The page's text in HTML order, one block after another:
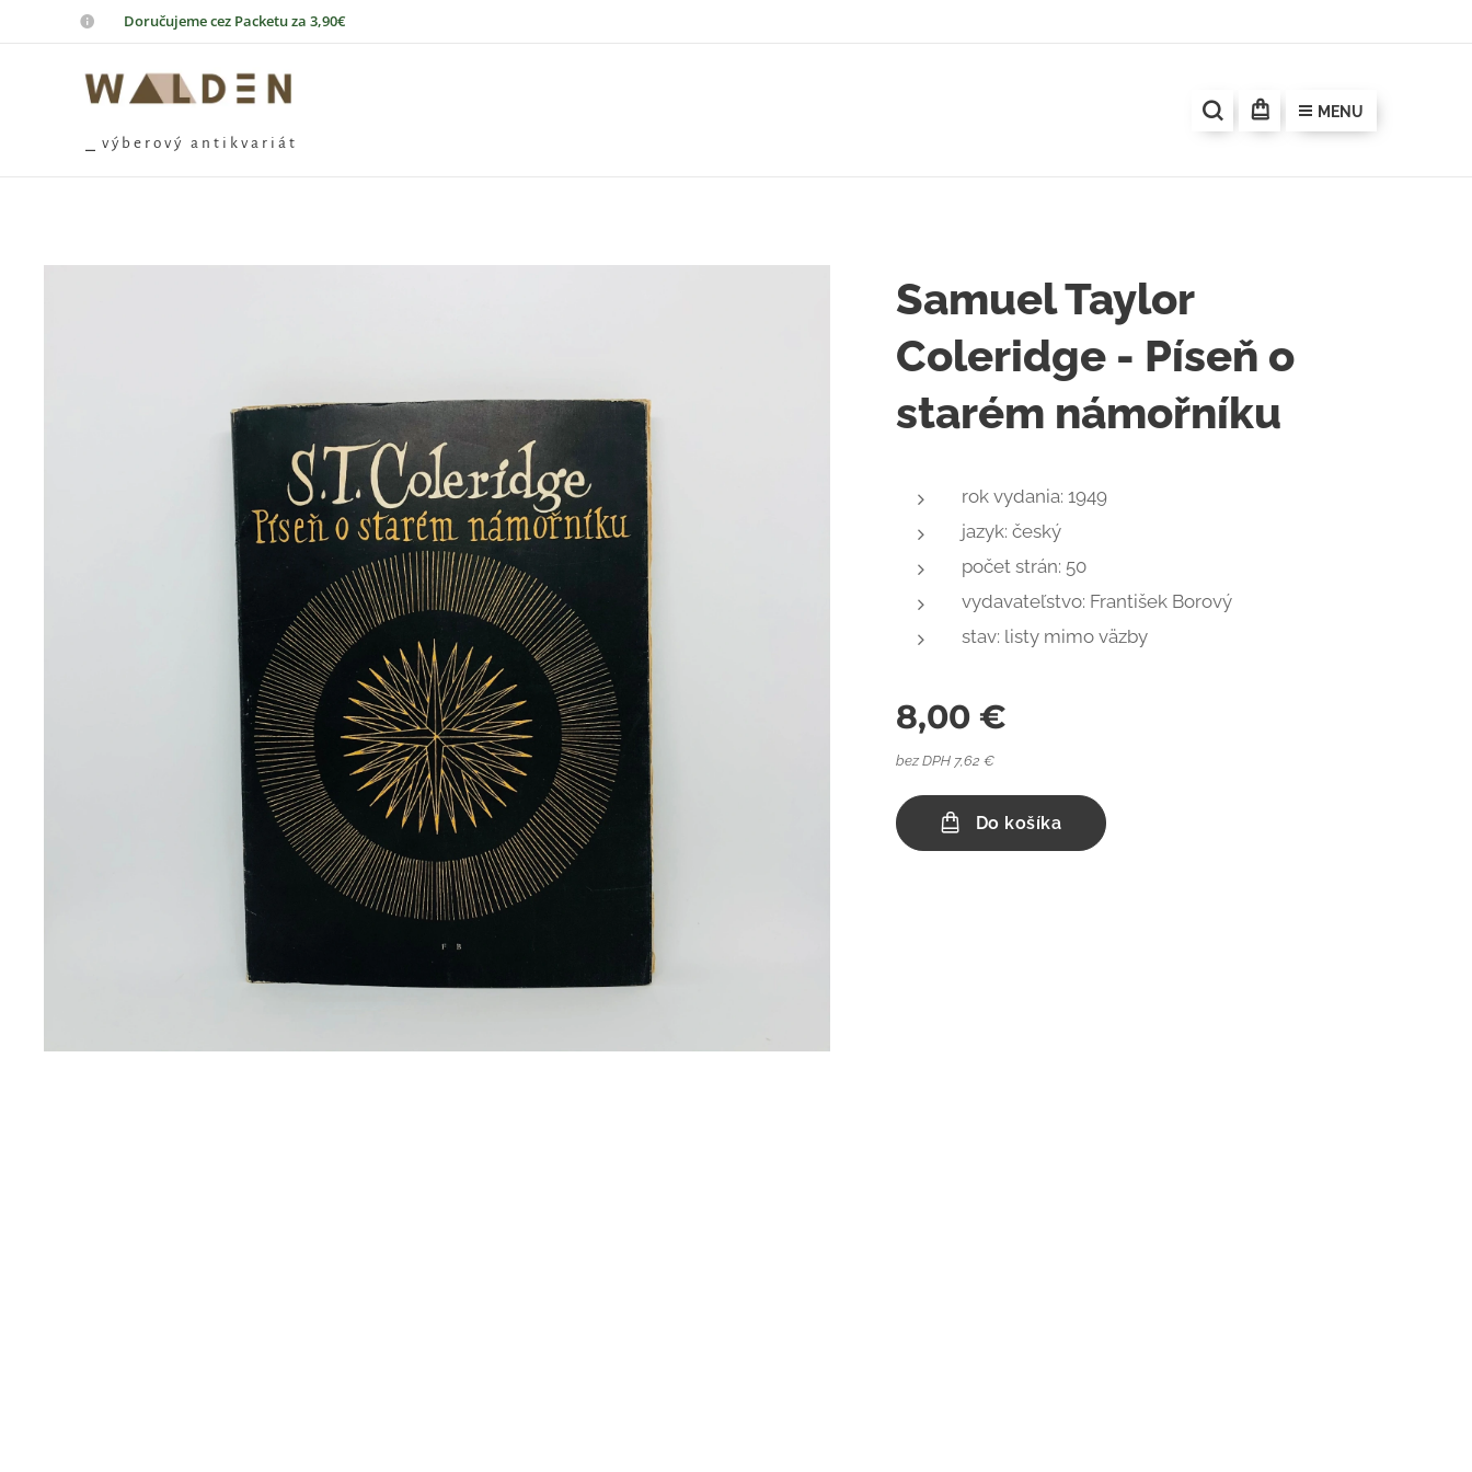
Doručujeme cez Packetu za 3,90€
⎯ v ý b e r o v ý a n t i k v a r i á t
MENU
Samuel Taylor
Coleridge - Píseň o
starém námořníku
rok vydania: 1949
jazyk: český
počet strán: 50
vydavateľstvo: František Borový
stav: listy mimo väzby
8,00 €
bez DPH 7,62 €
Do košíka